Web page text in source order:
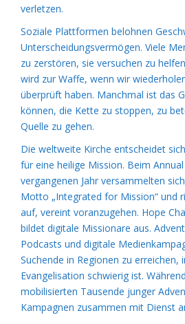
verletzen.
Soziale Plattformen belohnen
Unterscheidungsvermögen. Viele
zu zerstören, sie versuchen zu
wird zur Waffe, wenn wir
überprüft haben. Manchmal ist das
können, die Kette zu stoppen, zu
Quelle zu gehen.
Die weltweite Kirche entscheidet
für eine heilige Mission. Beim
vergangenen Jahr versammelten
Motto „Integrated for Mission“ und
auf, vereint voranzugehen. Hope
bildet digitale Missionare aus.
Podcasts und digitale
Suchende in Regionen zu erreichen,
Evangelisation schwierig ist.
mobilisierten Tausende junger
Kampagnen zusammen mit Dienst